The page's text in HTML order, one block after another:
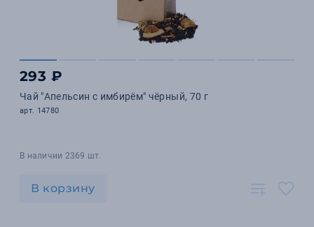
293 ₽
Чай "Апельсин с имбирём" чёрный, 70 г
арт. 14780
В наличии 2369 шт.
В корзину